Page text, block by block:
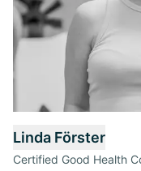
Linda Förster
Certified Good Health